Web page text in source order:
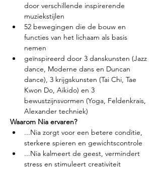
door verschillende inspirerende
muziekstijlen
52 bewegingen die de bouw en
functies van het lichaam als basis
nemen
geïnspireerd door 3 danskunsten (Jazz
dance, Moderne dans en Duncan
dance), 3 krijgskunsten (Tai Chi, Tae
Kwon Do, Aikido) en 3
bewustzijnsvormen (Yoga, Feldenkrais,
Alexander techniek)
Waarom Nia ervaren?
...Nia zorgt voor een betere conditie,
sterkere spieren en gewichtscontrole
...Nia kalmeert de geest, vermindert
stress en stimuleert creativiteit